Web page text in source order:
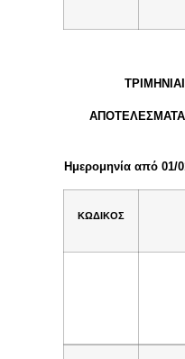
Ημερομηνία από 01/
ΚΩΔΙΚΟΣ